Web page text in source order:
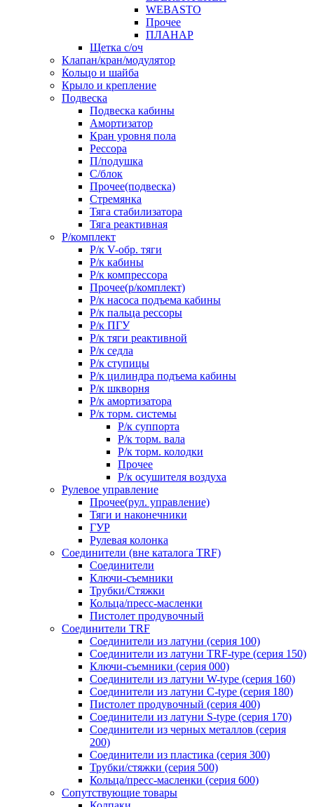
WEBASTO
Прочее
ПЛАНАР
Щетка с/оч
Клапан/кран/модулятор
Кольцо и шайба
Крыло и крепление
Подвеска
Подвеска кабины
Амортизатор
Кран уровня пола
Рессора
П/подушка
С/блок
Прочее(подвеска)
Стремянка
Тяга стабилизатора
Тяга реактивная
Р/комплект
Р/к V-обр. тяги
Р/к кабины
Р/к компрессора
Прочее(р/комплект)
Р/к насоса подъема кабины
Р/к пальца рессоры
Р/к ПГУ
Р/к тяги реактивной
Р/к седла
Р/к ступицы
Р/к цилиндра подъема кабины
Р/к шкворня
Р/к амортизатора
Р/к торм. системы
Р/к суппорта
Р/к торм. вала
Р/к торм. колодки
Прочее
Р/к осушителя воздуха
Рулевое управление
Прочее(рул. управление)
Тяги и наконечники
ГУР
Рулевая колонка
Соединители (вне каталога TRF)
Соединители
Ключи-cъемники
Трубки/Стяжки
Кольца/пресс-масленки
Пистолет продувочный
Соединители TRF
Соединители из латуни (серия 100)
Соединители из латуни TRF-type (серия 150)
Ключи-съемники (серия 000)
Соединители из латуни W-type (серия 160)
Соединители из латуни С-type (серия 180)
Пистолет продувочный (серия 400)
Соединители из латуни S-type (серия 170)
Соединители из черных металлов (серия
200)
Соединители из пластика (серия 300)
Трубки/стяжки (серия 500)
Кольца/пресс-масленки (серия 600)
Сопутствующие товары